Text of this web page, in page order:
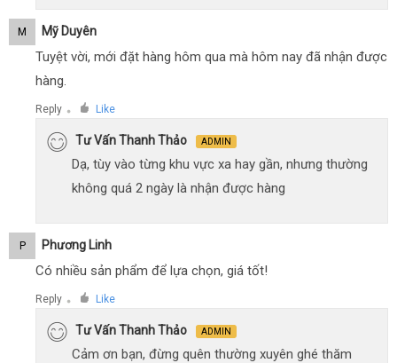
M Mỹ Duyên
Tuyệt vời, mới đặt hàng hôm qua mà hôm nay đã nhận được
hàng.
Reply ● Like
Tư Vấn Thanh Thảo ADMIN
Dạ, tùy vào từng khu vực xa hay gần, nhưng thường
không quá 2 ngày là nhận được hàng
P Phương Linh
Có nhiều sản phẩm để lựa chọn, giá tốt!
Reply ● Like
Tư Vấn Thanh Thảo ADMIN
Cảm ơn bạn, đừng quên thường xuyên ghé thăm